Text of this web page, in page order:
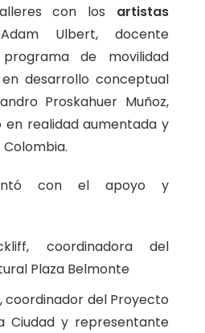
con los artistas
Ulbert, docente
de movilidad
desarrollo conceptual
Proskahuer Muñoz,
realidad aumentada y
con el apoyo y
coordinadora del
Plaza Belmonte
coordinador del Proyecto
Ciudad y representante